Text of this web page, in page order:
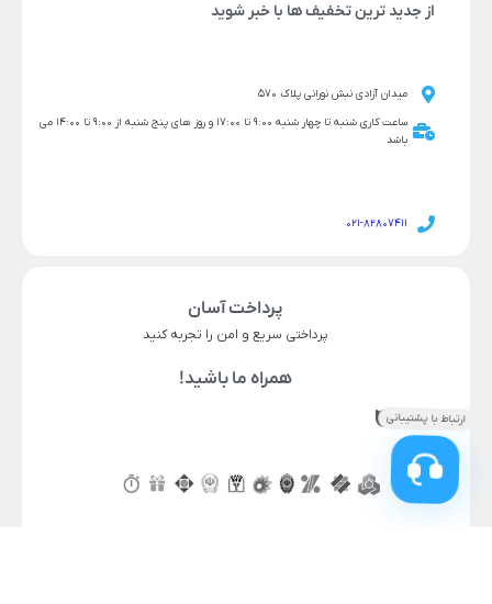
قیمت محصول
ناموجود
در انبار موجود نمی باشد
از جدید ترین تخفیف ها با خبر شوید
میدان آزادی نبش نورانی پلاک 570
ساعت کاری شنبه تا چهار شنبه 9:00 تا 17:00 و روز های پنج شنبه از 9:00 تا 14:00 می
باشد
021-82807411
پرداخت آسان
پرداختی سریع و امن را تجربه کنید
همراه ما باشید!